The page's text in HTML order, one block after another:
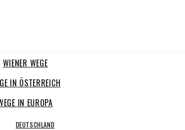
WIENER WEGE
IN ÖSTERREICH
IN EUROPA
DEUTSCHLAND